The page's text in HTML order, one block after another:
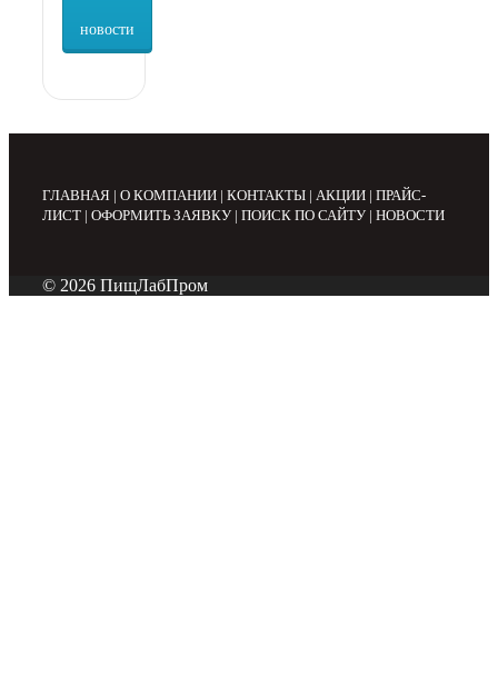
новости
ГЛАВНАЯ | О КОМПАНИИ | КОНТАКТЫ | АКЦИИ | ПРАЙС-
ЛИСТ | ОФОРМИТЬ ЗАЯВКУ | ПОИСК ПО САЙТУ | НОВОСТИ
© 2026 ПищЛабПром